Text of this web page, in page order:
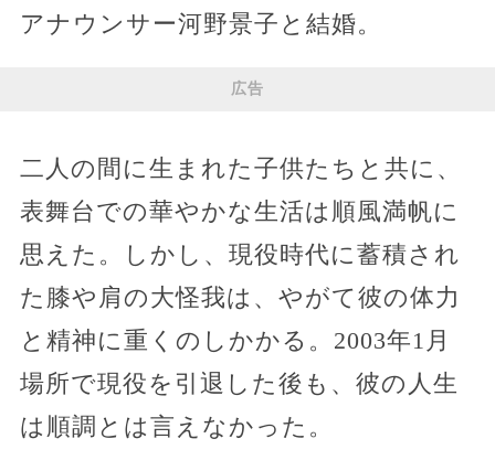
アナウンサー河野景子と結婚。
広告
二人の間に生まれた子供たちと共に、
表舞台での華やかな生活は順風満帆に
思えた。しかし、現役時代に蓄積され
た膝や肩の大怪我は、やがて彼の体力
と精神に重くのしかかる。2003年1月
場所で現役を引退した後も、彼の人生
は順調とは言えなかった。